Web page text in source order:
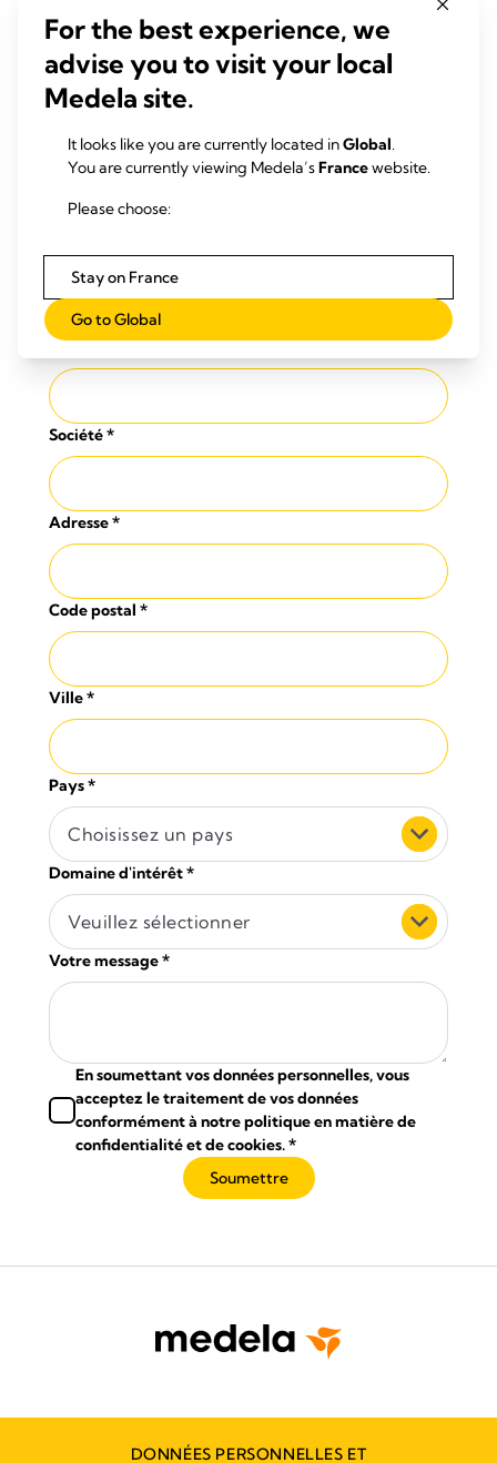
Prénom
Nom de famille*
Titre du poste*
Sélectionnez un pays
Adresse e-mail*
Société*
Adresse*
Code postal *
Ville*
Pays*
Choisissez un pays
Domaine d'intérêt*
Veuillez sélectionner
Votre message*
En soumettant vos données personnelles, vous
acceptez le traitement de vos données
conformément à notre politique en matière de
confidentialité et de cookies.*
Soumettre
DONNÉES PERSONNELLES ET
For the best experience, we
advise you to visit your local
Medela site.
It looks like you are currently located inGlobal.
You are currently viewing Medela’sFrancewebsite.
Please choose:
Stay on France
Go to Global